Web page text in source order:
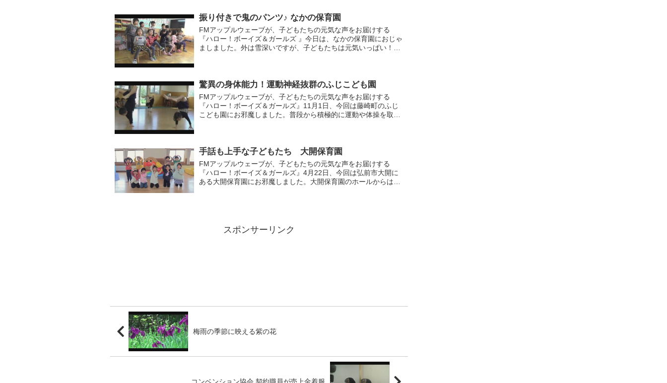
振り付きで鬼のパンツ♪ なかの保育園
FMアップルウェーブが、子どもたちの元気な声をお届けする
『ハロー！ボーイズ＆ガールズ 』今日は、なかの保育園におじゃ
ましました。外は雪深いですが、子どもたちは元気いっぱい！中
驚異の身体能力！運動神経抜群のふじこども園
FMアップルウェーブが、子どもたちの元気な声をお届けする
『ハロー！ボーイズ＆ガールズ』11月1日、今回は藤崎町のふじ
こども園にお邪魔しました。普段から積極的に運動や体操を取り
手話も上手な子どもたち 大開保育園
FMアップルウェーブが、子どもたちの元気な声をお届けする
『ハロー！ボーイズ＆ガールズ』4月22日、今回は弘前市大開に
ある大開保育園にお邪魔しました。大開保育園のホールからはガ
スポンサーリンク
梅雨の季節に映える紫の花
コンベンション協会 契約職員が売上金着服